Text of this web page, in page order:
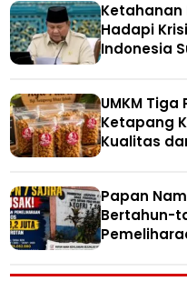
Ketahanan
Hadapi
Indonesia
UMKM
Ketapang
Kualitas
Papan
Bertahun-